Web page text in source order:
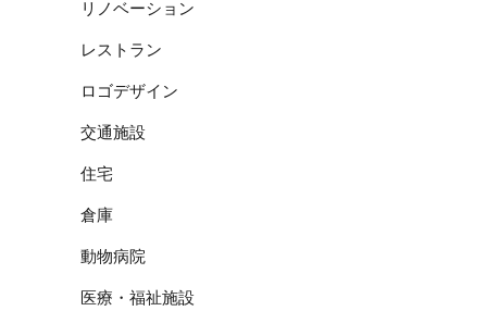
リノベーション
レストラン
ロゴデザイン
交通施設
住宅
倉庫
動物病院
医療・福祉施設